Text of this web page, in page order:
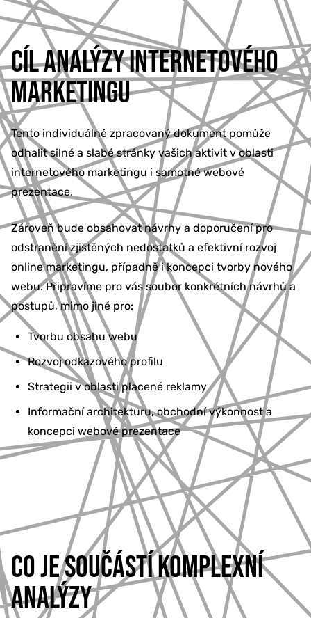
CÍL ANALÝZY INTERNETOVÉHO
MARKETINGU
Tento individuálně zpracovaný dokument pomůže
odhalit silné a slabé stránky vašich aktivit v oblasti
internetového marketingu i samotné webové
prezentace.
Zároveň bude obsahovat návrhy a doporučení pro
odstranění zjištěných nedostatků a efektivní rozvoj
online marketingu, případně i koncepci tvorby nového
webu. Připravíme pro vás soubor konkrétních návrhů a
postupů, mimo jiné pro:
Tvorbu obsahu webu
Rozvoj odkazového profilu
Strategii v oblasti placené reklamy
Informační architekturu, obchodní výkonnost a
koncepci webové prezentace
CO JE SOUČÁSTÍ KOMPLEXNÍ
ANALÝZY